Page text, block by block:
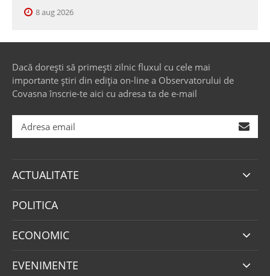
8 aug 2026
Dacă dorești să primești zilnic fluxul cu cele mai
importante știri din ediția on-line a Observatorului de
Covasna înscrie-te aici cu adresa ta de e-mail
ACTUALITATE
POLITICA
ECONOMIC
EVENIMENTE